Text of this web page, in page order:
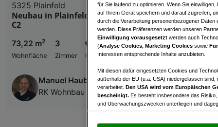
5325 Plainfeld
Neubau in Plainfeld - 3-Zimmer-Gartenwohnung
C2
73,22 m2
Wohnfläche
3
Zimmer
€ 498.000,00
Kaufpreis
Manuel Haubl
RK Wohnbau GmbH
für Sie laufend zu optimieren. Wenn Sie
auf Ihrem Gerät speichern und darauf zugreifen,
durch die Verarbeitung personenbezogener
werden. Diese Präferenzen werden unseren
Einwilligung vorausgesetzt werden auch
(Analyse Cookies, Marketing Cookies sowie
Interessen entsprechende Inhalte anzubieten.
Mit diesen dafür eingesetzten Cookies und
außerhalb der EU (u.a. USA) niedergelassen
verarbeitet. Den USA wird vom Europäischen
bescheinigt. Es besteht insbesondere das
und Überwachungszwecken unterliegen und